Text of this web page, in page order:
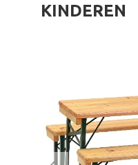
KINDEREN